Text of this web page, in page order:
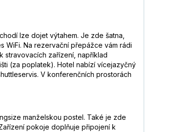
lze dojet výtahem. Je zde šatna,
WiFi. Na rezervační přepážce vám rádi
stravovacích zařízení, například
(za poplatek). Hotel nabízí vícejazyčný
V konferenčních prostorách
manželskou postel. Také je zde
pokoje doplňuje připojení k